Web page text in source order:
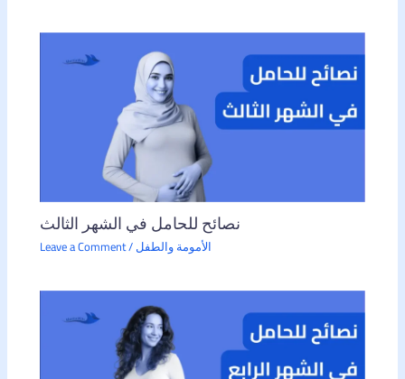
نصائح للحامل في الشهر الثالث
Leave a Comment/الأمومة والطفل